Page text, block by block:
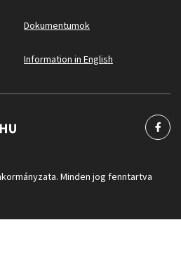
Dokumentumok
Information in English
Minden jog fenntartva